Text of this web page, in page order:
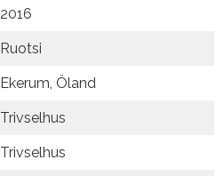
2016
Ruotsi
Ekerum, Öland
Trivselhus
Trivselhus